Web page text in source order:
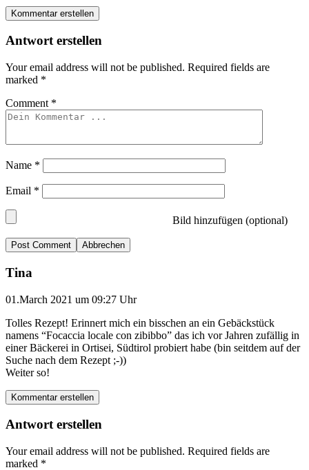
Kommentar erstellen
Antwort erstellen
Your email address will not be published. Required fields are
marked *
Comment *
Name *
Email *
Bild hinzufügen (optional)
Abbrechen
Tina
01.March 2021 um 09:27 Uhr
Tolles Rezept! Erinnert mich ein bisschen an ein Gebäckstück
namens “Focaccia locale con zibibbo” das ich vor Jahren zufällig in
einer Bäckerei in Ortisei, Südtirol probiert habe (bin seitdem auf der
Suche nach dem Rezept ;-))
Weiter so!
Kommentar erstellen
Antwort erstellen
Your email address will not be published. Required fields are
marked *